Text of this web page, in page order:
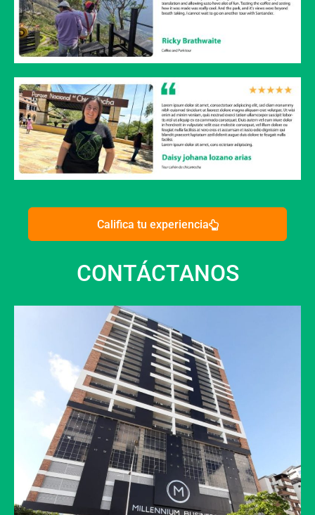
Califica tu experiencia
CONTÁCTANOS